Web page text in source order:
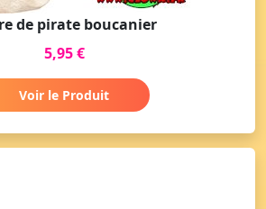
de pirate boucanier
5,95 €
Voir le Produit